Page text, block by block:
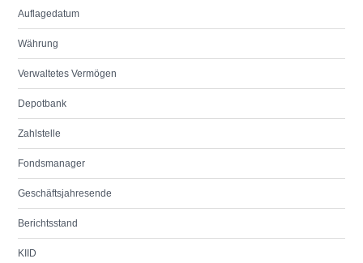
Auflagedatum
Währung
Verwaltetes Vermögen
Depotbank
Zahlstelle
Fondsmanager
Geschäftsjahresende
Berichtsstand
KIID